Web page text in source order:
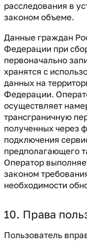
расследования в
законом объеме.
Данные граждан
Федерации при
первоначально
хранятся с
данных на
Федерации.
осуществляет
трансграничную
полученных через
подключения
предполагающего
Оператор
законом
необходимости
10. Права
Пользователь